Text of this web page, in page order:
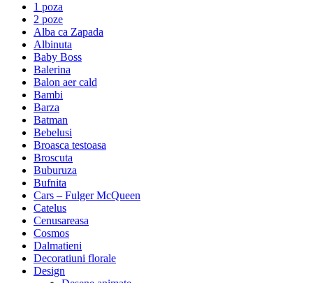
1 poza
2 poze
Alba ca Zapada
Albinuta
Baby Boss
Balerina
Balon aer cald
Bambi
Barza
Batman
Bebelusi
Broasca testoasa
Broscuta
Buburuza
Bufnita
Cars – Fulger McQueen
Catelus
Cenusareasa
Cosmos
Dalmatieni
Decoratiuni florale
Design